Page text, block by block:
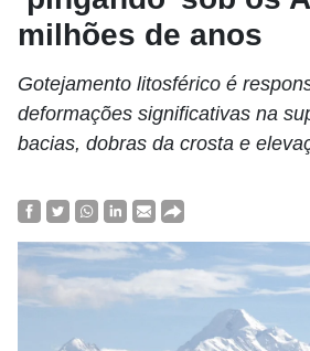
milhões de anos
Gotejamento litosférico é
deformações significativas na
bacias, dobras da crosta e